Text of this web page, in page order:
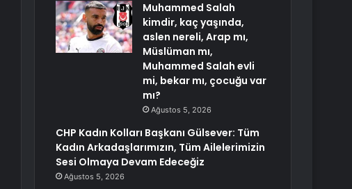
Muhammed Salah
kimdir, kaç yaşında,
aslen nereli, Arap mı,
Müslüman mı,
Muhammed Salah evli
mi, bekar mı, çocuğu var
mı?
Ağustos 5, 2026
CHP Kadın Kolları Başkanı Gülsever: Tüm
Kadın Arkadaşlarımızın, Tüm Ailelerimizin
Sesi Olmaya Devam Edeceğiz
Ağustos 5, 2026